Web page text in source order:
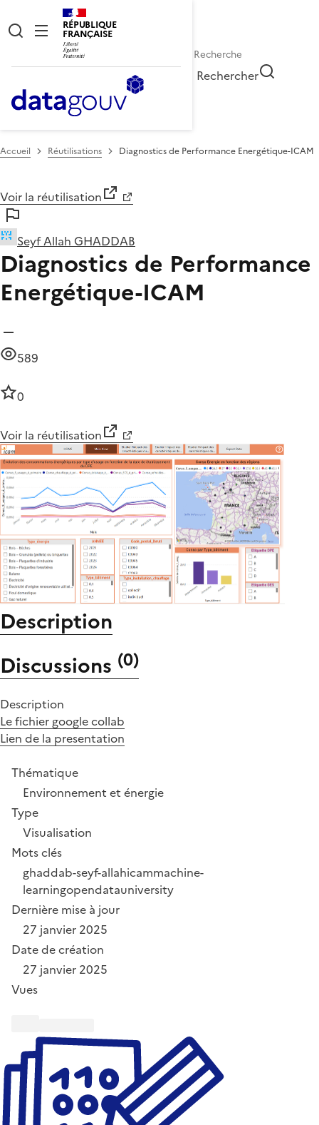
RÉPUBLIQUE
FRANÇAISE
Rechercher
Accueil Réutilisations Diagnostics de Performance Energétique-ICAM
Voir la réutilisation
Seyf Allah GHADDAB
Diagnostics de Performance
Energétique-ICAM
589
0
Voir la réutilisation
Description
Discussions (0)
Description
Le fichier google collab
Lien de la presentation
Thématique
Environnement et énergie
Type
Visualisation
Mots clés
ghaddab-seyf-allahicammachine-
learningopendatauniversity
Dernière mise à jour
27 janvier 2025
Date de création
27 janvier 2025
Vues